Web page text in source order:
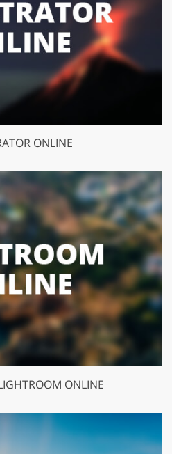
ONLINE
ONLINE